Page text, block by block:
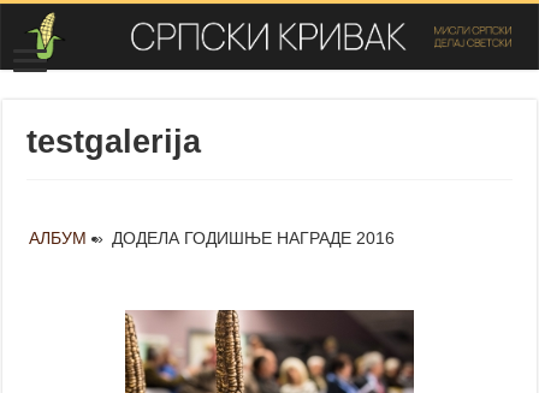
testgalerija
АЛБУМ » ДОДЕЛА ГОДИШЊЕ НАГРАДЕ 2016